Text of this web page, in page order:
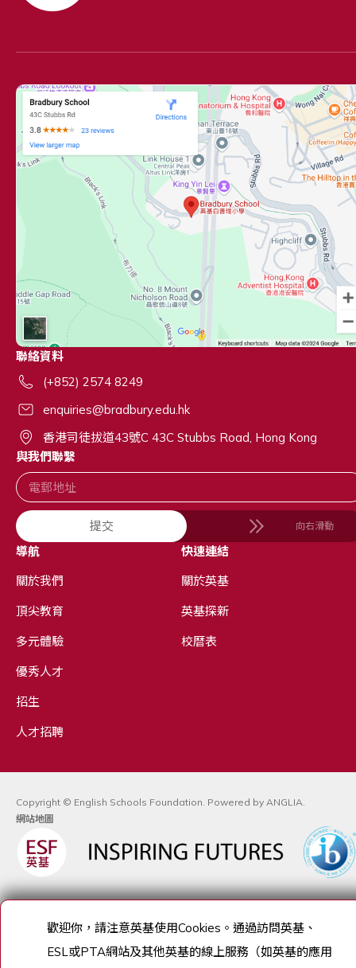
聯絡資料
(+852) 2574 8249
enquiries@bradbury.edu.hk
香港司徒拔道43號C 43C Stubbs Road, Hong Kong
與我們聯繫
提交 向右滑動
導航
關於我們
頂尖教育
多元體驗
優秀人才
招生
人才招聘
快速連結
關於英基
英基探新
校曆表
Copyright © English Schools Foundation. Powered by ANGLIA.
網站地圖
歡迎你，請注意英基使用Cookies 。通過訪問英基、
ESL或PTA網站及其他英基的線上服務（如英基的應用